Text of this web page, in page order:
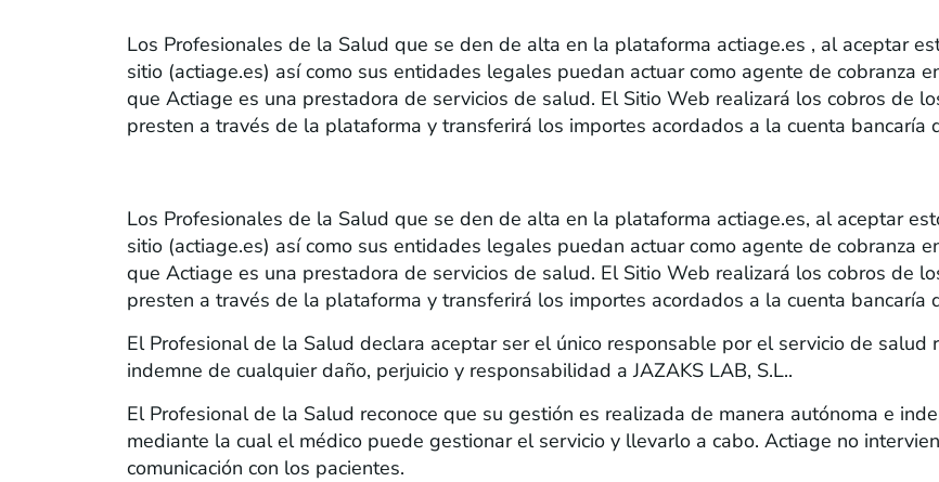
Los Profesionales de la Salud que se den de alta en la plataforma actiage.es , al aceptar
sitio (actiage.es) así como sus entidades legales puedan actuar como agente de cobranza
que Actiage es una prestadora de servicios de salud. El Sitio Web realizará los cobros de
presten a través de la plataforma y transferirá los importes acordados a la cuenta bancaría
Los Profesionales de la Salud que se den de alta en la plataforma actiage.es, al aceptar
sitio (actiage.es) así como sus entidades legales puedan actuar como agente de cobranza
que Actiage es una prestadora de servicios de salud. El Sitio Web realizará los cobros de
presten a través de la plataforma y transferirá los importes acordados a la cuenta bancaría
El Profesional de la Salud declara aceptar ser el único responsable por el servicio de
indemne de cualquier daño, perjuicio y responsabilidad a JAZAKS LAB, S.L..
El Profesional de la Salud reconoce que su gestión es realizada de manera autónoma e
mediante la cual el médico puede gestionar el servicio y llevarlo a cabo. Actiage no
comunicación con los pacientes.